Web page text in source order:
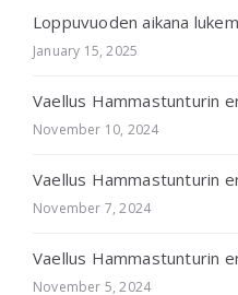
Loppuvuoden aikana
January 15, 2025
Vaellus Hammastunturin
November 10, 2024
Vaellus Hammastunturin
November 7, 2024
Vaellus Hammastunturin
November 5, 2024